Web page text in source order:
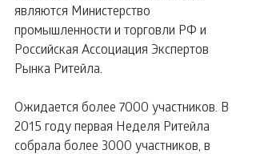
являются Министерство
промышленности и торговли РФ и
Российская Ассоциация Экспертов
Рынка Ритейла.
Ожидается более 7000 участников. В
2015 году первая Неделя Ритейла
собрала более 3000 участников, в